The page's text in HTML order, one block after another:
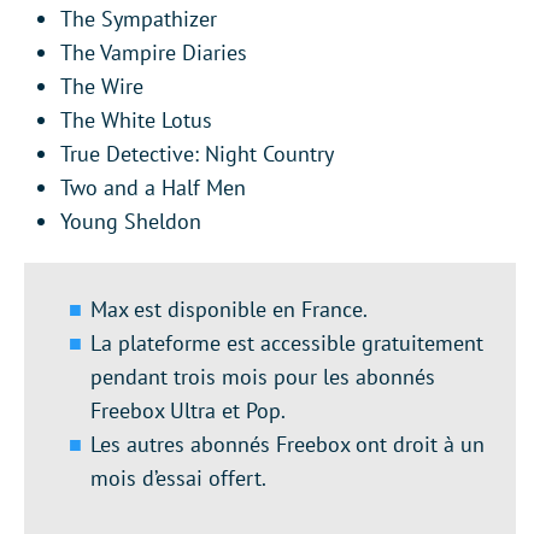
The Sympathizer
The Vampire Diaries
The Wire
The White Lotus
True Detective: Night Country
Two and a Half Men
Young Sheldon
Max est disponible en France.
La plateforme est accessible gratuitement
pendant trois mois pour les abonnés
Freebox Ultra et Pop.
Les autres abonnés Freebox ont droit à un
mois d’essai offert.